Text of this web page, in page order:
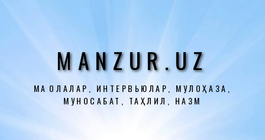
MANZUR.UZ
МАҚОЛАЛАР, ИНТЕРВЬЮЛАР, МУЛОҲАЗА,
МУНОСАБАТ, ТАҲЛИЛ, НАЗМ